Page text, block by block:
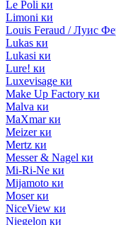
Le Poli ки
Limoni ки
Louis Feraud / Луис
Lukas ки
Lukasi ки
Lure! ки
Luxevisage ки
Make Up Factory ки
Malva ки
MaXmar ки
Meizer ки
Mertz ки
Messer & Nagel ки
Mi-Ri-Ne ки
Mijamoto ки
Moser ки
NiceView ки
Niegelon ки